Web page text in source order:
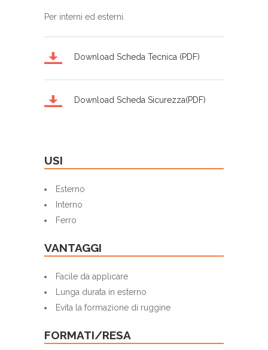
Per interni ed esterni.
Download Scheda Tecnica (PDF)
Download Scheda Sicurezza(PDF)
USI
Esterno
Interno
Ferro
VANTAGGI
Facile da applicare
Lunga durata in esterno
Evita la formazione di ruggine
FORMATI/RESA